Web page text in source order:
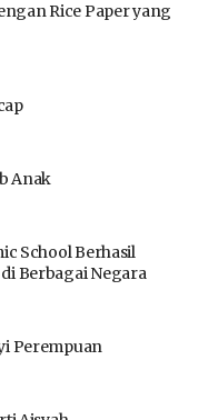
Rice Paper yang
Anak
School Berhasil
Berbagai Negara
Perempuan